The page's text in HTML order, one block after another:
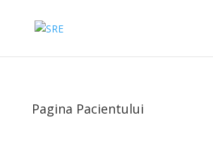
Pagina Pacientului